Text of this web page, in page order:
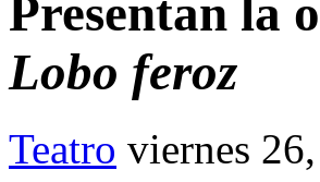
Presentan la
Lobo feroz
Teatro viernes